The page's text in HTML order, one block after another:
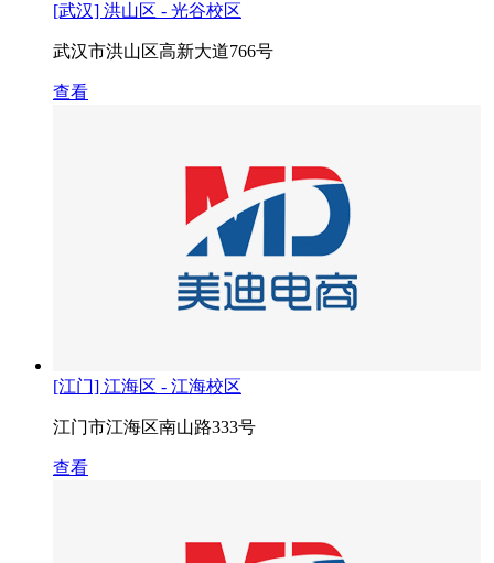
[武汉] 洪山区 - 光谷校区
武汉市洪山区高新大道766号
查看
[江门] 江海区 - 江海校区
江门市江海区南山路333号
查看